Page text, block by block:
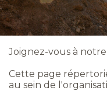
Joignez-vous à
Cette page
au sein de